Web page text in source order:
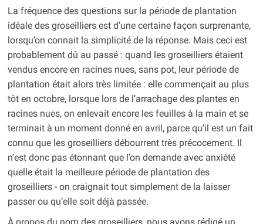
La fréquence des questions sur la période de plantation
idéale des groseilliers est d’une certaine façon surprenante,
lorsqu’on connait la simplicité de la réponse. Mais ceci est
probablement dû au passé : quand les groseilliers étaient
vendus encore en racines nues, sans pot, leur période de
plantation était alors très limitée : elle commençait au plus
tôt en octobre, lorsque lors de l’arrachage des plantes en
racines nues, on enlevait encore les feuilles à la main et se
terminait à un moment donné en avril, parce qu’il est un fait
connu que les groseilliers débourrent très précocement. Il
n’est donc pas étonnant que l’on demande avec anxiété
quelle était la meilleure période de plantation des
groseilliers - on craignait tout simplement de la laisser
passer ou qu’elle soit déjà passée.